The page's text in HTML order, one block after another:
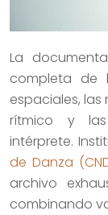
La
completa de
espaciales, las
rítmico y
intérprete.
de Danza
archivo
combinando